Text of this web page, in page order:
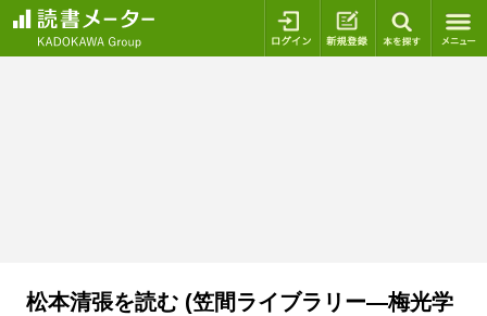
ログイン 新規登録
松本清張を読む (笠間ライブラリー―梅光学